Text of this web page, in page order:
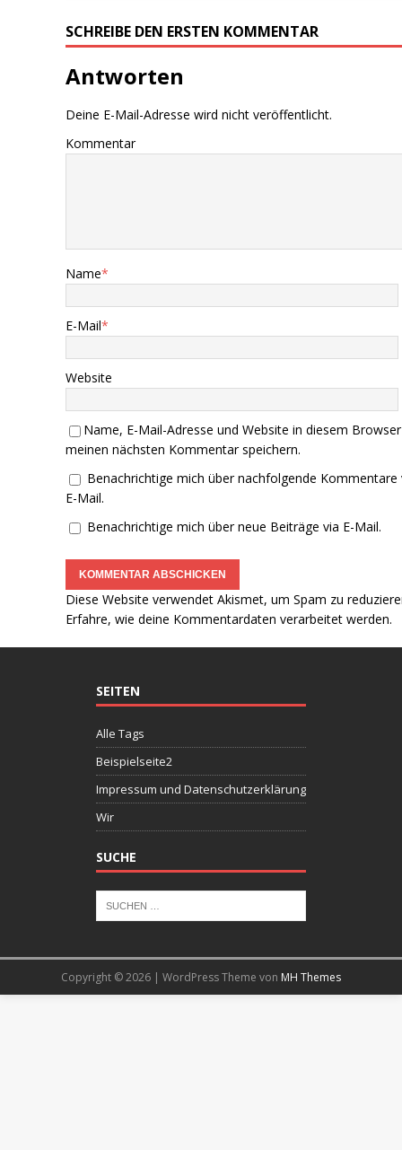
SCHREIBE DEN ERSTEN KOMMENTAR
Antworten
Deine E-Mail-Adresse wird nicht veröffentlicht.
Kommentar
Name*
E-Mail*
Website
Name, E-Mail-Adresse und Website in diesem
meinen nächsten Kommentar speichern.
Benachrichtige mich über nachfolgende Kommentare
E-Mail.
Benachrichtige mich über neue Beiträge via E-Mail.
Diese Website verwendet Akismet, um Spam zu
Erfahre, wie deine Kommentardaten verarbeitet werden.
SEITEN
Alle Tags
Beispielseite2
Impressum und Datenschutzerklärung
Wir
SUCHE
Copyright © 2026 | WordPress Theme von MH Themes